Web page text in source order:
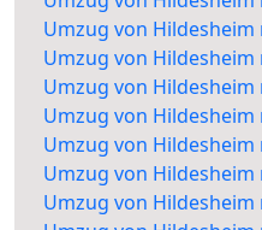
Umzug von Hildesheim
Umzug von Hildesheim
Umzug von Hildesheim
Umzug von Hildesheim
Umzug von
Umzug von
Umzug von Hildesheim